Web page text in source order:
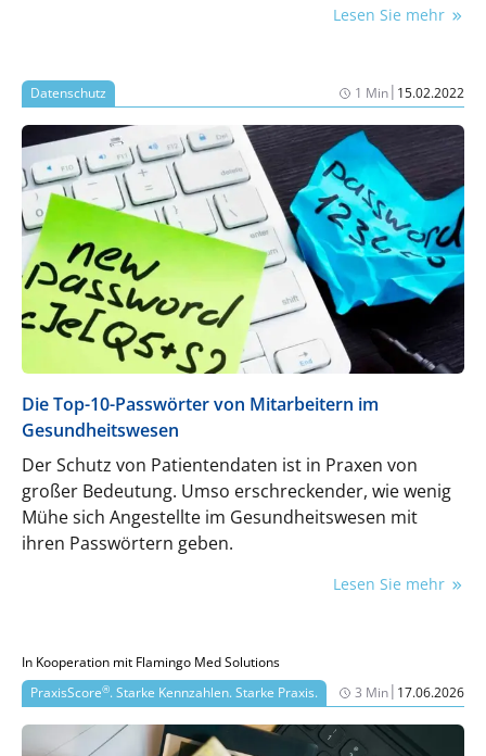
Lesen Sie mehr
Datenschutz 1 Min| 15.02.2022
Die Top-10-Passwörter von Mitarbeitern im
Gesundheitswesen
Der Schutz von Patientendaten ist in Praxen von
großer Bedeutung. Umso erschreckender, wie wenig
Mühe sich Angestellte im Gesundheitswesen mit
ihren Passwörtern geben.
Lesen Sie mehr
In Kooperation mit Flamingo Med Solutions
PraxisScore®. Starke Kennzahlen. Starke Praxis. 3 Min| 17.06.2026